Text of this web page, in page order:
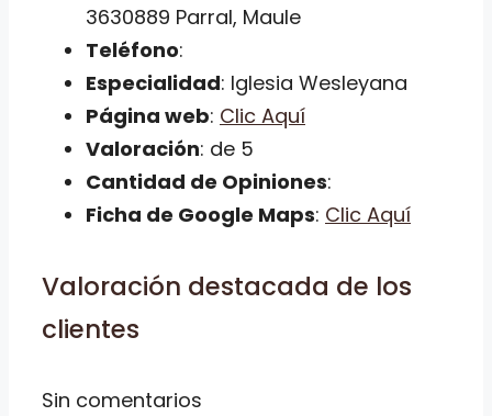
3630889 Parral, Maule
Teléfono:
Especialidad: Iglesia Wesleyana
Página web: Clic Aquí
Valoración: de 5
Cantidad de Opiniones:
Ficha de Google Maps: Clic Aquí
Valoración destacada de los
clientes
Sin comentarios